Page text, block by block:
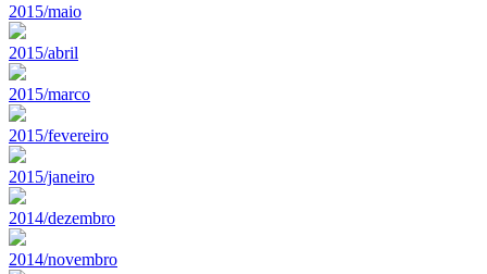
2015/maio
2015/abril
2015/marco
2015/fevereiro
2015/janeiro
2014/dezembro
2014/novembro